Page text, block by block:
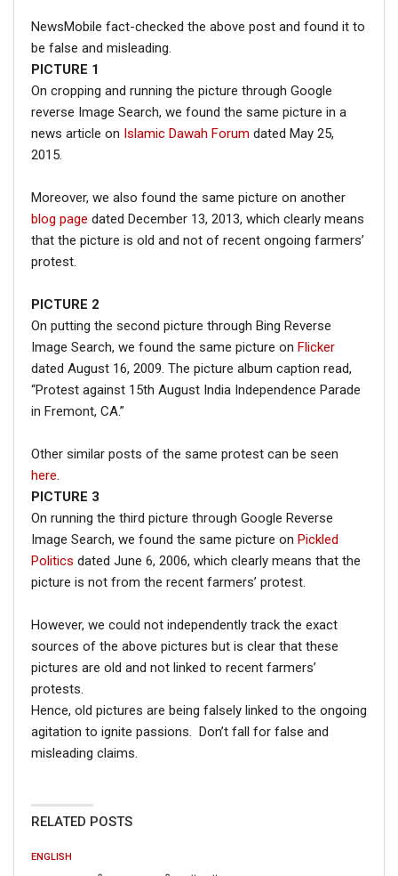
NewsMobile fact-checked the above post and found it to
be false and misleading.
PICTURE 1
On cropping and running the picture through Google
reverse Image Search, we found the same picture in a
news article on Islamic Dawah Forum dated May 25,
2015.
Moreover, we also found the same picture on another
blog page dated December 13, 2013, which clearly means
that the picture is old and not of recent ongoing farmers’
protest.
PICTURE 2
On putting the second picture through Bing Reverse
Image Search, we found the same picture on Flicker
dated August 16, 2009. The picture album caption read,
“Protest against 15th August India Independence Parade
in Fremont, CA.”
Other similar posts of the same protest can be seen
here.
PICTURE 3
On running the third picture through Google Reverse
Image Search, we found the same picture on Pickled
Politics dated June 6, 2006, which clearly means that the
picture is not from the recent farmers’ protest.
However, we could not independently track the exact
sources of the above pictures but is clear that these
pictures are old and not linked to recent farmers’
protests.
Hence, old pictures are being falsely linked to the ongoing
agitation to ignite passions. Don’t fall for false and
misleading claims.
RELATED POSTS
ENGLISH